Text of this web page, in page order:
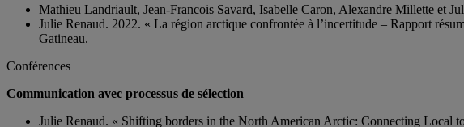
Mathieu Landriault, Jean-Francois Savard, Isabelle Caron, Alexandre Millette et
Julie Renaud. 2022. « La région arctique confrontée à l’incertitude – Rapport
Gatineau.
Conférences
Communication avec processus de sélection
Julie Renaud. « Shifting borders in the North American Arctic: Connecting Local